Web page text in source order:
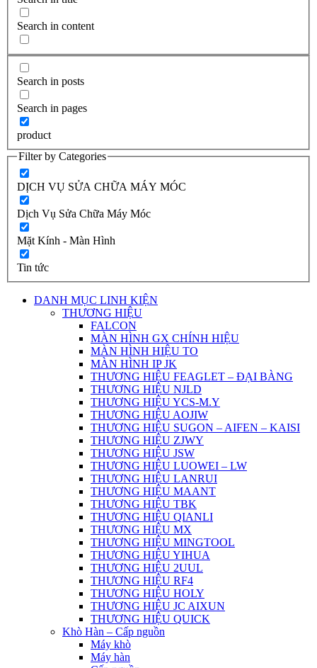
Search in content
Search in posts
Search in pages
product
Filter by Categories
DỊCH VỤ SỬA CHỮA MÁY MÓC
Dịch Vụ Sửa Chữa Máy Móc
Mặt Kính - Màn Hình
Tin tức
DANH MỤC LINH KIỆN
THƯƠNG HIỆU
FALCON
MÀN HÌNH GX CHÍNH HIỆU
MÀN HÌNH HIỆU TO
MÀN HÌNH IP JK
THƯƠNG HIỆU FEAGLET – ĐẠI BÀNG
THƯƠNG HIỆU NJLD
THƯƠNG HIỆU YCS-M.Y
THƯƠNG HIỆU AOJIW
THƯƠNG HIỆU SUGON – AIFEN – KAISI
THƯƠNG HIỆU ZJWY
THƯƠNG HIỆU JSW
THƯƠNG HIỆU LUOWEI – LW
THƯƠNG HIỆU LANRUI
THƯƠNG HIỆU MAANT
THƯƠNG HIỆU TBK
THƯƠNG HIỆU QIANLI
THƯƠNG HIỆU MX
THƯƠNG HIỆU MINGTOOL
THƯƠNG HIỆU YIHUA
THƯƠNG HIỆU 2UUL
THƯƠNG HIỆU RF4
THƯƠNG HIỆU HOLY
THƯƠNG HIỆU JC AIXUN
THƯƠNG HIỆU QUICK
Khò Hàn – Cấp nguồn
Máy khò
Máy hàn